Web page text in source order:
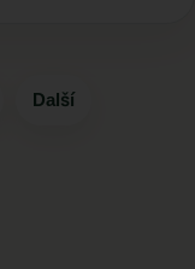
Další